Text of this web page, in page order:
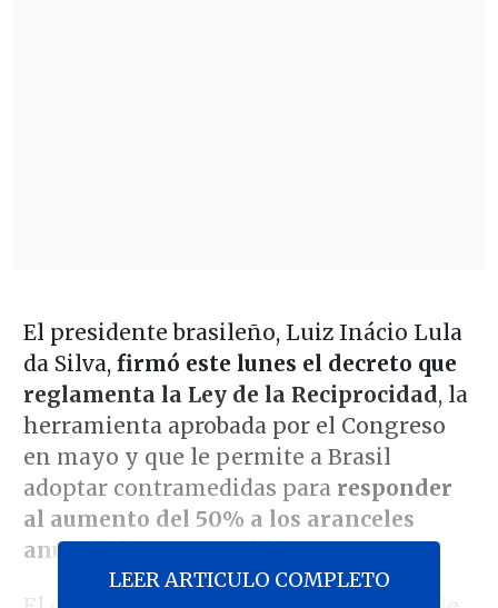
El presidente brasileño, Luiz Inácio Lula
da Silva, firmó este lunes el decreto que
reglamenta la Ley de la Reciprocidad, la
herramienta aprobada por el Congreso
en mayo y que le permite a Brasil
adoptar contramedidas para responder
al aumento del 50% a los aranceles
anunciado por Donald Trump.
LEER ARTICULO COMPLETO